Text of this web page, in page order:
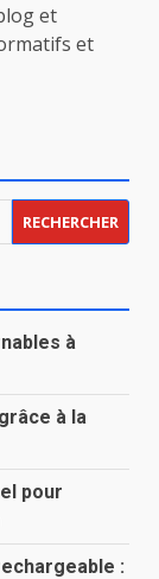
et
et
à
à la
pour
: